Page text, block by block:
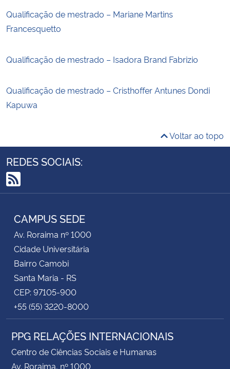
Qualificação de mestrado – Mariane Martins
Francesquetto
Qualificação de mestrado – Isadora Brand Fabrizio
Qualificação de mestrado – Cristhoffer Antunes Dondi
Kapuwa
Voltar ao topo
REDES SOCIAIS:
RSS
CAMPUS SEDE
Av. Roraima nº 1000
Cidade Universitária
Bairro Camobi
Santa Maria - RS
CEP: 97105-900
+55 (55) 3220-8000
PPG RELAÇÕES INTERNACIONAIS
Centro de Ciências Sociais e Humanas
Av. Roraima, nº 1000